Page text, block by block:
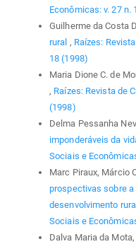
Econômicas: v. 27 n.
Guilherme da Costa
rural , Raízes:
18 (1998)
Maria Dione C. de
, Raízes: Revista de
(1998)
Delma Pessanha
imponderáveis da
Sociais e
Marc Piraux, Márcio
prospectivas sobre
desenvolvimento
Sociais e
Dalva Maria da